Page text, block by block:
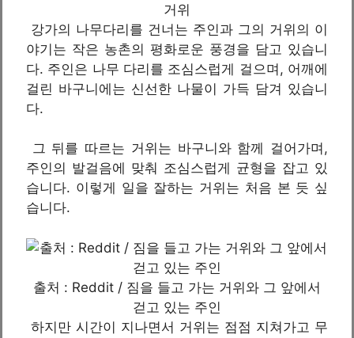
거위
강가의 나무다리를 건너는 주인과 그의 거위의 이
야기는 작은 농촌의 평화로운 풍경을 담고 있습니
다. 주인은 나무 다리를 조심스럽게 걸으며, 어깨에
걸린 바구니에는 신선한 나물이 가득 담겨 있습니
다.
그 뒤를 따르는 거위는 바구니와 함께 걸어가며,
주인의 발걸음에 맞춰 조심스럽게 균형을 잡고 있
습니다. 이렇게 일을 잘하는 거위는 처음 본 듯 싶
습니다.
출처 : Reddit / 짐을 들고 가는 거위와 그 앞에서
걷고 있는 주인
하지만 시간이 지나면서 거위는 점점 지쳐가고 무